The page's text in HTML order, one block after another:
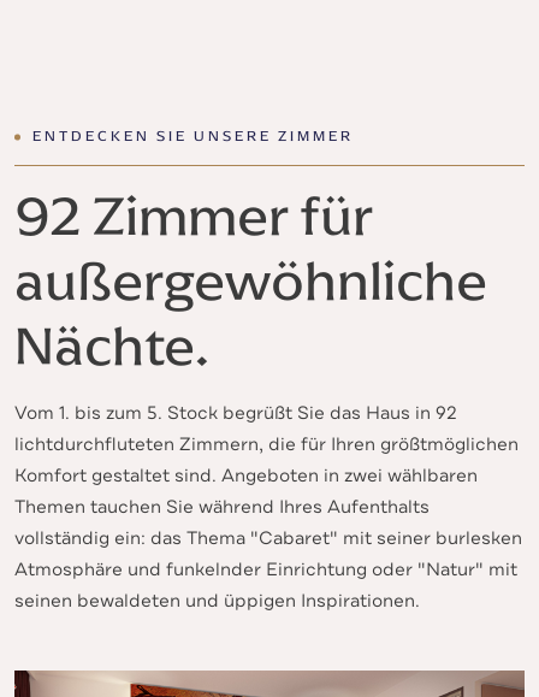
ENTDECKEN SIE UNSERE ZIMMER
92 Zimmer für
außergewöhnliche
Nächte.
Vom 1. bis zum 5. Stock begrüßt Sie das Haus in 92
lichtdurchfluteten Zimmern, die für Ihren größtmöglichen
Komfort gestaltet sind. Angeboten in zwei wählbaren
Themen tauchen Sie während Ihres Aufenthalts
vollständig ein: das Thema "Cabaret" mit seiner burlesken
Atmosphäre und funkelnder Einrichtung oder "Natur" mit
seinen bewaldeten und üppigen Inspirationen.